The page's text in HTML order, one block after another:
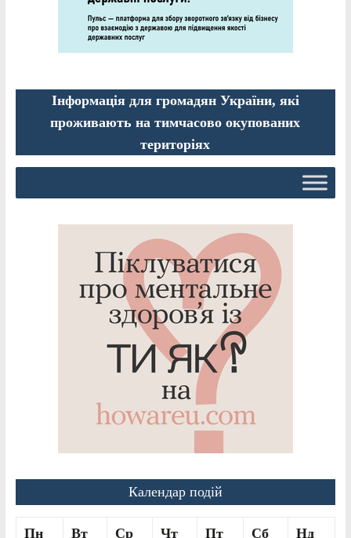
Інформація для громадян України, які
проживають на тимчасово окупованих
територіях
Календар подій
Пн Вт Ср Чт Пт Сб Нд